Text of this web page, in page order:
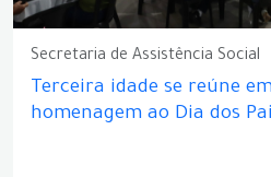
Secretaria de Assistência Social
Terceira idade se reúne
homenagem ao Dia dos